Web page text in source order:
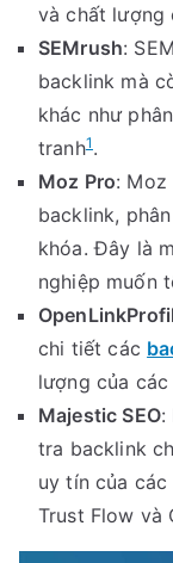
và chất lượng
SEMrush:
backlink mà
khác như
tranh1.
Moz Pro: Moz
backlink,
khóa. Đây là
nghiệp muốn
chi tiết các
lượng của
Majestic SEO:
tra backlink
uy tín của
Trust Flow và